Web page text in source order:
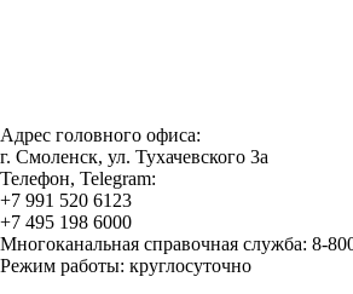
Адрес головного офиса:
г. Смоленск, ул. Тухачевского 3а
Телефон, Telegram:
+7 991 520 6123
+7 495 198 6000
Многоканальная справочная служба: 8-
Режим работы: круглосуточно